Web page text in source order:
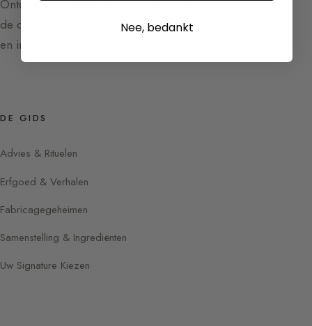
Ontdek de grondstoffen, de akkoorden en
de coulissen van de creatie, tussen kennis
en inspiratie.
DE GIDS
Advies & Rituelen
Erfgoed & Verhalen
Fabricagegeheimen
Samenstelling & Ingrediënten
Uw Signature Kiezen
Nee, bedankt